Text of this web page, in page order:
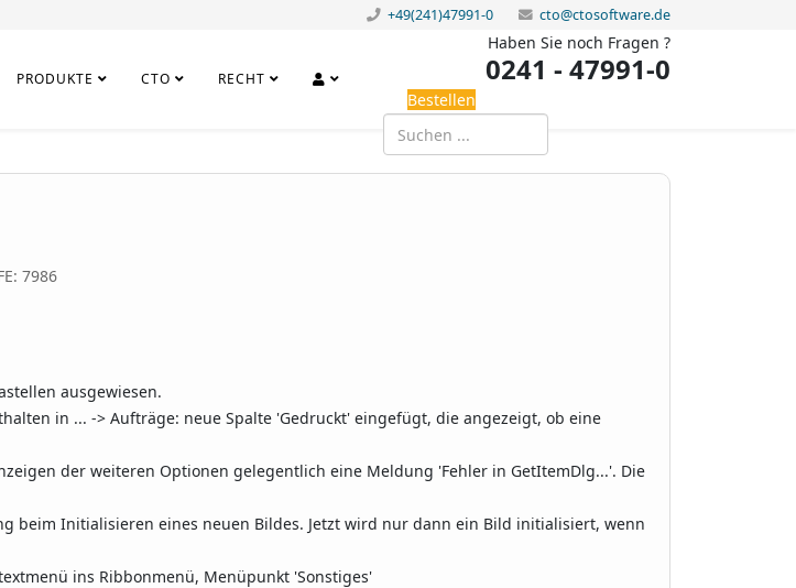
+49(241)47991-0 cto@ctosoftware.de
PRODUKTE CTO RECHT
Haben Sie noch Fragen ?
0241 - 47991-0
Bestellen
7986
ausgewiesen.
in ... -> Aufträge: neue Spalte 'Gedruckt' eingefügt, die angezeigt, ob eine
der weiteren Optionen gelegentlich eine Meldung 'Fehler in GetItemDlg...'. Die
beim Initialisieren eines neuen Bildes. Jetzt wird nur dann ein Bild initialisiert, wenn
ins Ribbonmenü, Menüpunkt 'Sonstiges'